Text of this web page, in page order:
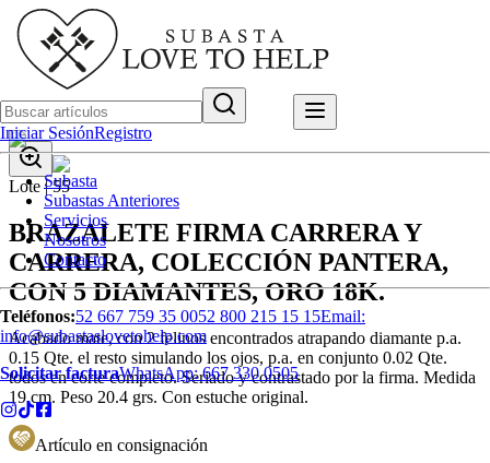
Iniciar SesiónRegistro
Subasta
Subastas Anteriores
Servicios
Nosotros
Contacto
Teléfonos:52 667 759 35 0052 800 215 15 15Email:
info@subastaslovetohelp.com
Solicitar facturaWhatsApp:667 330 0505
Lote |55
BRAZALETE FIRMA CARRERA Y
CARRERA, COLECCIÓN PANTERA,
CON 5 DIAMANTES, ORO 18K.
Acabado mate, con 2 felinos encontrados atrapando diamante p.a.
0.15 Qte. el resto simulando los ojos, p.a. en conjunto 0.02 Qte.
todos en corte completo. Seriado y contrastado por la firma. Medida
19 cm. Peso 20.4 grs. Con estuche original.
Artículo en consignación